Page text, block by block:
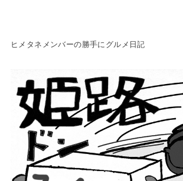
ヒメタネメンバーの勝手にグルメ日記